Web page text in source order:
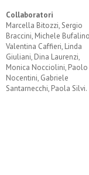
Collaboratori
Marcella Bitozzi, Sergio
Braccini, Michele
Valentina Caffieri, Linda
Giuliani, Dina Laurenzi,
Monica Nocciolini, Paolo
Nocentini, Gabriele
Santarnecchi, Paola Silvi.